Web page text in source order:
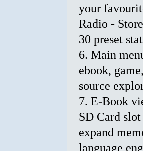
your
Radio -
30 preset
6. Main
ebook,
source
7. E-Book
SD Card
expand